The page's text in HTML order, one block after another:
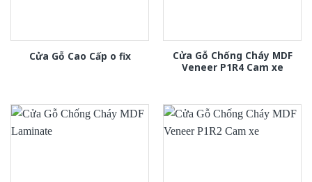
Cửa Gỗ Cao Cấp o fix
Cửa Gỗ Chống Cháy MDF
Veneer P1R4 Cam xe